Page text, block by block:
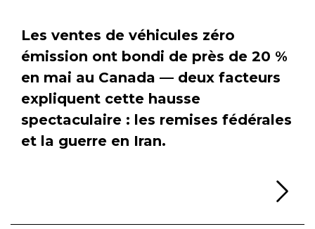
Les ventes de véhicules zéro
émission ont bondi de près de 20 %
en mai au Canada — deux facteurs
expliquent cette hausse
spectaculaire : les remises fédérales
et la guerre en Iran.